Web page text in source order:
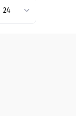
24